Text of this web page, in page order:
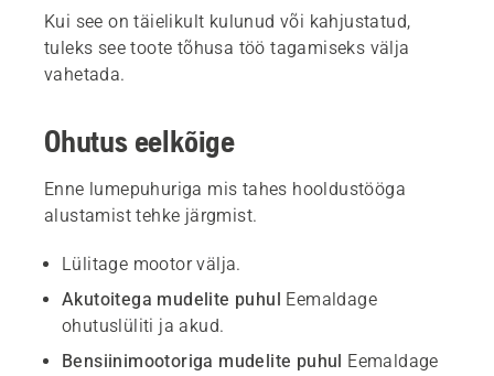
Kui see on täielikult kulunud või kahjustatud,
tuleks see toote tõhusa töö tagamiseks välja
vahetada.
Ohutus eelkõige
Enne lumepuhuriga mis tahes hooldustööga
alustamist tehke järgmist.
Lülitage mootor välja.
Akutoitega mudelite puhul Eemaldage
ohutuslüliti ja akud.
Bensiinimootoriga mudelite puhul Eemaldage